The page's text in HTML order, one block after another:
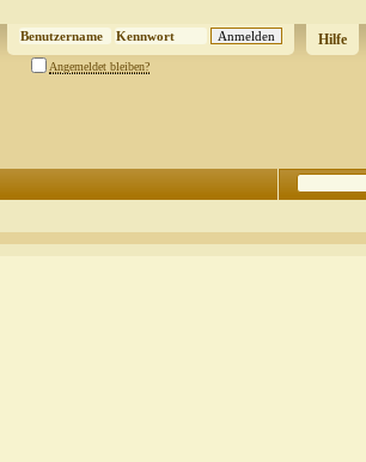
Hilfe
Angemeldet bleiben?